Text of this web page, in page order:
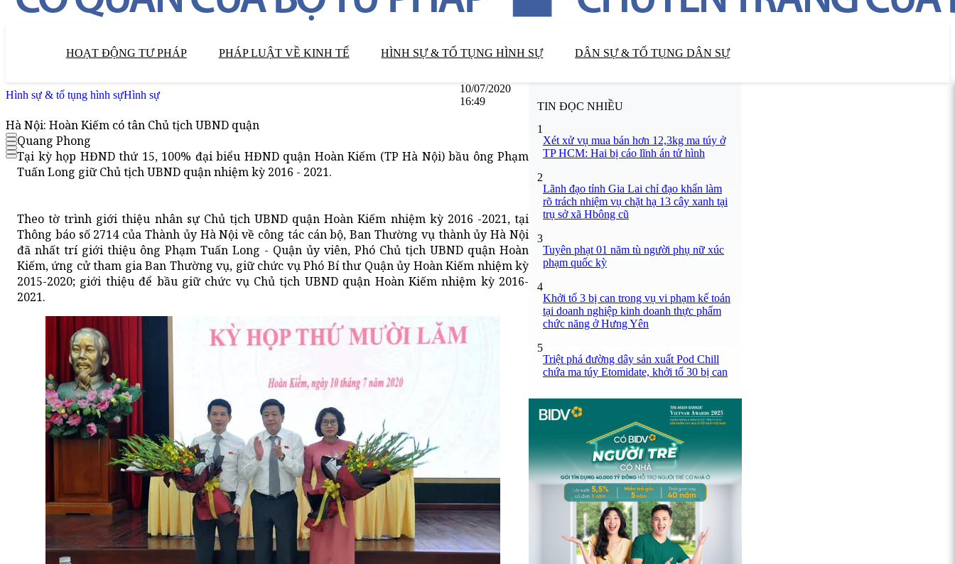
HOẠT ĐỘNG TƯ PHÁP PHÁP LUẬT VỀ KINH TẾ HÌNH SỰ & TỐ TỤNG HÌNH SỰ DÂN SỰ & TỐ TỤNG DÂN SỰ
Hình sự & tố tụng hình sựHình sự
10/07/2020
16:49
Hà Nội: Hoàn Kiếm có tân Chủ tịch UBND quận
Quang Phong
Tại kỳ họp HĐND thứ 15, 100% đại biểu HĐND quận Hoàn Kiếm (TP Hà Nội) bầu ông Phạm
Tuấn Long giữ Chủ tịch UBND quận nhiệm kỳ 2016 - 2021.
Theo tờ trình giới thiệu nhân sự Chủ tịch UBND quận Hoàn Kiếm nhiệm kỳ 2016 -2021, tại
Thông báo số 2714 của Thành ủy Hà Nội về công tác cán bộ, Ban Thường vụ thành ủy Hà Nội
đã nhất trí giới thiệu ông Phạm Tuấn Long - Quận ủy viên, Phó Chủ tịch UBND quận Hoàn
Kiếm, ứng cử tham gia Ban Thường vụ, giữ chức vụ Phó Bí thư Quận ủy Hoàn Kiếm nhiệm kỳ
2015-2020; giới thiệu để bầu giữ chức vụ Chủ tịch UBND quận Hoàn Kiếm nhiệm kỳ 2016-
2021.
TIN ĐỌC NHIỀU
1
Xét xử vụ mua bán hơn 12,3kg ma túy ở
TP HCM: Hai bị cáo lĩnh án tử hình
2
Lãnh đạo tỉnh Gia Lai chỉ đạo khẩn làm
rõ trách nhiệm vụ chặt hạ 13 cây xanh tại
trụ sở xã Hbông cũ
3
Tuyên phạt 01 năm tù người phụ nữ xúc
phạm quốc kỳ
4
Khởi tố 3 bị can trong vụ vi phạm kế toán
tại doanh nghiệp kinh doanh thực phẩm
chức năng ở Hưng Yên
5
Triệt phá đường dây sản xuất Pod Chill
chứa ma túy Etomidate, khởi tố 30 bị can